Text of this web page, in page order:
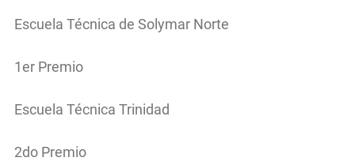
Escuela Técnica de Solymar Norte
1er Premio
Escuela Técnica Trinidad
2do Premio